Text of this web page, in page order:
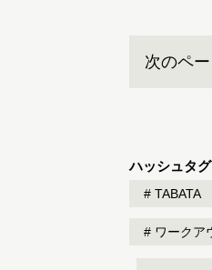
次のペ
ハッシュタグ
TABATA
ワークア